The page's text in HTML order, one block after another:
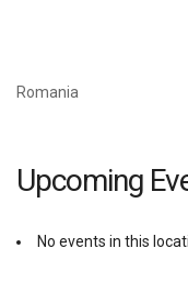
Romania
Upcoming
No events in this